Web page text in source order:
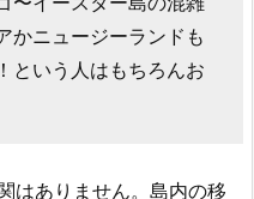
かニュージーランドも
という人はもちろんお
はありません。島内の移